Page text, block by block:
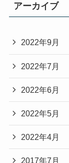
アーカイブ
2022年9月
2022年7月
2022年6月
2022年5月
2022年4月
2017年7月